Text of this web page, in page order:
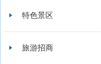
特色景区
旅游招商